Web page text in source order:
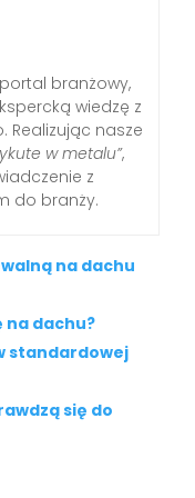
branżowy,
wiedzę z
Realizując nasze
w metalu”,
z
do branży.
na dachu
na dachu?
standardowej
się do